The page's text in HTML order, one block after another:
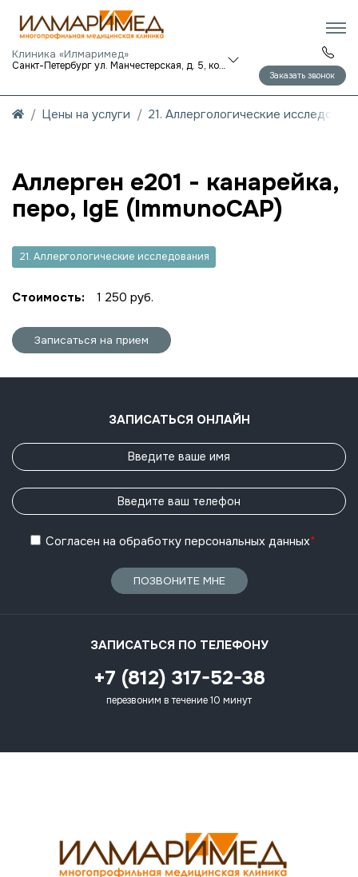
Клиника «Илмаримед»
Санкт-Петербург ул. Манчестерская, д. 5, корп. 1
Заказать звонок
Цены на услуги 21. Аллергологические
Аллерген e201 - канарейка,
перо, IgE (ImmunoCAP)
21. Аллергологические исследования
Стоимость: 1 250 руб.
Записаться на прием
ЗАПИСАТЬСЯ ОНЛАЙН
Согласен на обработку персональных данных*
ПОЗВОНИТЕ МНЕ
ЗАПИСАТЬСЯ ПО ТЕЛЕФОНУ
+7 (812) 317-52-38
перезвоним в течение 10 минут